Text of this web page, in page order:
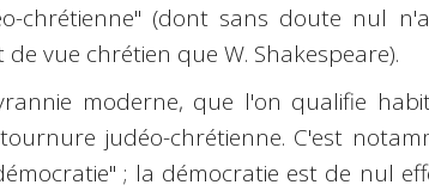
chrétienne" (dont sans doute nul
de vue chrétien que W. Shakespeare).
moderne, que l'on qualifie
judéo-chrétienne. C'est
; la démocratie est de nul